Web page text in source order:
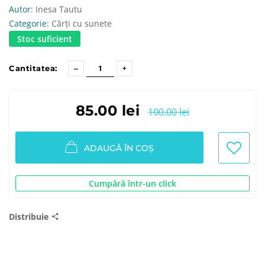
Autor: Inesa Tautu
Categorie: Cărți cu sunete
Stoc suficient
Cantitatea:
85.00 lei 100.00 lei
ADAUGĂ ÎN COȘ
Cumpără într-un click
Distribuie